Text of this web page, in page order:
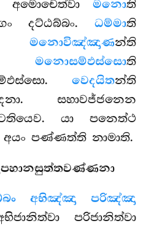
අමොචෙත්වා මනොති
දට්ඨබ්බං. ධම්මාති
මනොවිඤ්ඤාණන්ති
මනොසම්ඵස්සොති
වෙදයිතන්ති
සහාවජ්ජනෙන
යා පනෙත්ථ
පණ්ණත්ති නාමාති.
අභිඤ්ඤා පරිඤ්ඤා
පරිජානිත්වා